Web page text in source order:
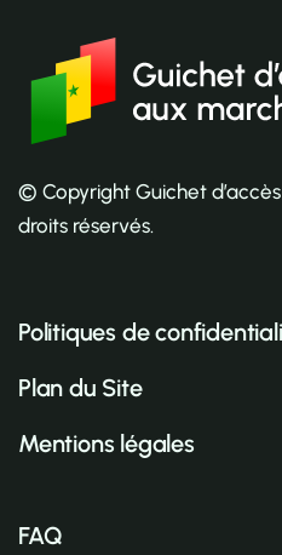
© Copyright Guichet
droits réservés.
Politiques de
Plan du Site
Mentions légales
FAQ